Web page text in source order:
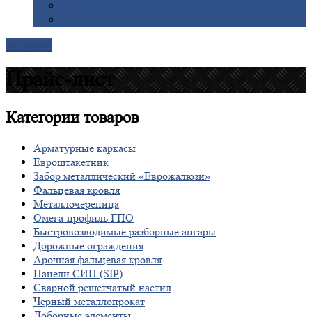
Прайс-лист
Категориитоваров
Арматурные каркасы
Евроштакетник
Забор металлический «Еврожалюзи»
Фальцевая кровля
Металлочерепица
Омега-профиль ГПО
Быстровозводимые разборные ангары
Дорожные ограждения
Арочная фальцевая кровля
Панели СИП (SIP)
Сварной решетчатый настил
Черный металлопрокат